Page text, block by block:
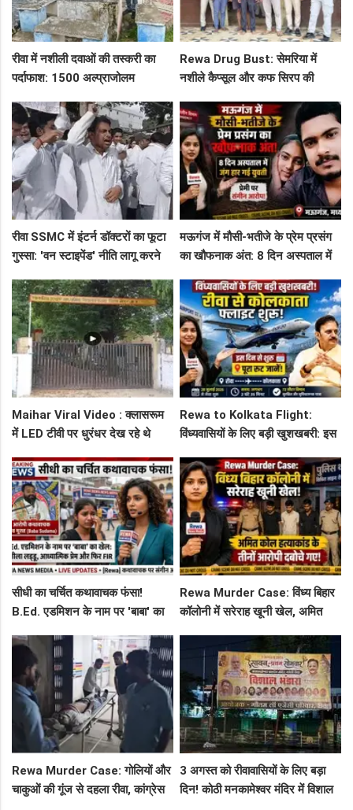
रीवा में नशीली दवाओं की तस्करी का
पर्दाफाश: 1500 अल्प्राजोलम
सप्लाई चेन
Rewa Drug Bust: सेमरिया में
नशीले कैप्सूल और कफ सिरप की
के पीछे
रीवा SSMC में इंटर्न डॉक्टरों का फूटा
गुस्सा: 'वन स्टाइपेंड' नीति लागू करने
छात्र
मऊगंज में मौसी-भतीजे के प्रेम प्रसंग
का खौफनाक अंत: 8 दिन अस्पताल में
आरोप!
Maihar Viral Video : क्लासरूम
में LED टीवी पर धुरंधर देख रहे थे
शिकायत
Rewa to Kolkata Flight:
विंध्यवासियों के लिए बड़ी खुशखबरी: इस
फ्लाइट, जानें पूरा रूट!
सीधी का चर्चित कथावाचक फंसा!
B.Ed. एडमिशन के नाम पर 'बाबा' का
और फिर FIR
Rewa Murder Case: विंध्य बिहार
कॉलोनी में सरेराह खूनी खेल, अमित
Rewa Murder Case: गोलियों और
चाकुओं की गूंज से दहला रीवा, कांग्रेस
3 अगस्त को रीवावासियों के लिए बड़ा
दिन! कोठी मनकामेश्वर मंदिर में विशाल